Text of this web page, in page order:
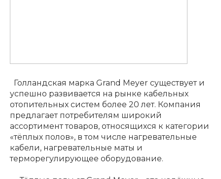
Голландская марка Grand Meyer существует и
успешно развивается на рынке кабельных
отопительных систем более 20 лет. Компания
предлагает потребителям широкий
ассортимент товаров, относящихся к категории
«тёплых полов», в том числе нагревательные
кабели, нагревательные маты и
терморегулирующее оборудование.